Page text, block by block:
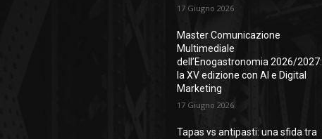
17 Giugno 2026
Master Comunicazione
Multimediale
dell’Enogastronomia 2026/2027:
la XV edizione con AI e Digital
Marketing
17 Giugno 2026
Tapas vs antipasti: una sfida tra